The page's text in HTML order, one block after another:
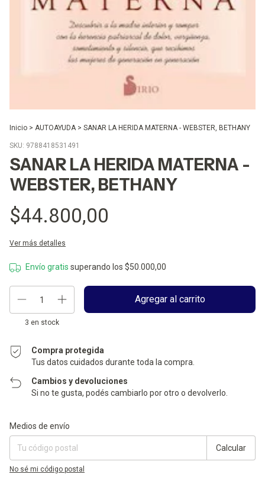
Inicio > AUTOAYUDA > SANAR LA HERIDA MATERNA - WEBSTER, BETHANY
SKU: 9788418531491
SANAR LA HERIDA MATERNA -
WEBSTER, BETHANY
$44.800,00
Ver más detalles
Envío gratis superando los $50.000,00
3 en stock
Compra protegida
Tus datos cuidados durante toda la compra.
Cambios y devoluciones
Si no te gusta, podés cambiarlo por otro o devolverlo.
Entregas para el CP:
Medios de envío
Calcular
No sé mi código postal